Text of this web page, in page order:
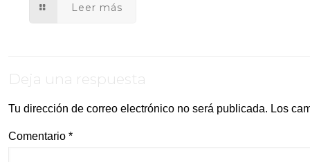
Leer más
Deja una respuesta
Tu dirección de correo electrónico no será publicada. Los
Comentario *